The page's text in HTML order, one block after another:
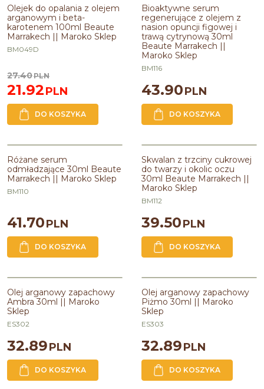
arganowym i beta-karotenem
100ml Beaute Marrakech || Maroko
Sklep
Linia: BODY CARE
Zawiera olej
Olejek do opalania z olejem
arganowym i beta-
karotenem 100ml Beaute
Marrakech || Maroko Sklep
BM049D
27.40PLN
21.92PLN
DO KOSZYKA
olejem z nasion opuncji figowej i
trawą cytrynową 30ml Beaute
Marrakech || Maroko Sklep
Linia: BEAUTE MARRAKECH
Pojemność: 30ml
Zawiera olej: arganowy,z
awokado,z czarnuszki,ze słodkich
figowej,z trawy cytrynowej
Bioaktywne serum
regenerujące z olejem z
nasion opuncji figowej i
trawą cytrynową 30ml
Beaute Marrakech ||
Maroko Sklep
BM116
43.90PLN
DO KOSZYKA
Różane serum odmładzające 30ml
Beaute Marrakech || Maroko Sklep
Linia: BEAUTE MARRAKECH
Pojemność
30ml
Zawiera olej
Różane serum
odmładzające 30ml Beaute
Marrakech || Maroko Sklep
BM110
41.70PLN
DO KOSZYKA
Skwalan z trzciny cukrowej do
twarzy i okolic oczu 30ml Beaute
Marrakech || Maroko Sklep
Skwalan z trzciny cukrowej
do twarzy i okolic oczu
30ml Beaute Marrakech ||
Maroko Sklep
BM112
39.50PLN
DO KOSZYKA
Olej arganowy zapachowy Ambra
30ml || Maroko Sklep
Pojemność: 30ml
Olej arganowy zapachowy
Ambra 30ml || Maroko
Sklep
ES302
32.89PLN
DO KOSZYKA
Olej arganowy zapachowy Piżmo
30ml || Maroko Sklep
Pojemność: 30ml
Olej arganowy zapachowy
Piżmo 30ml || Maroko
Sklep
ES303
32.89PLN
DO KOSZYKA